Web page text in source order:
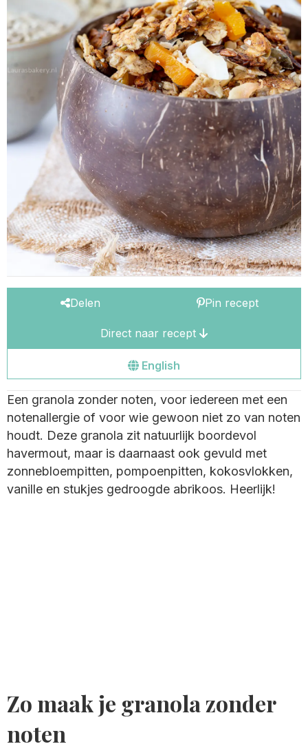
Delen Pin recept
English
the
english
site
Direct naar recept
Een granola zonder noten, voor iedereen met een
notenallergie of voor wie gewoon niet zo van noten
houdt. Deze granola zit natuurlijk boordevol
havermout, maar is daarnaast ook gevuld met
zonnebloempitten, pompoenpitten, kokosvlokken,
vanille en stukjes gedroogde abrikoos. Heerlijk!
Zo maak je granola zonder
noten